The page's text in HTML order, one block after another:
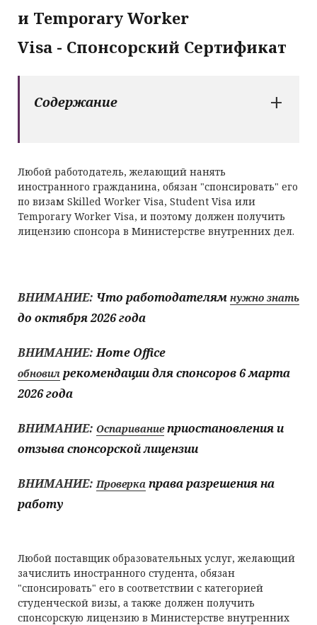
и Temporary Worker
Visa - Спонсорский Сертификат
Содержание +
Любой работодатель, желающий нанять
иностранного гражданина, обязан "спонсировать" его
по визам Skilled Worker Visa, Student Visa или
Temporary Worker Visa, и поэтому должен получить
лицензию спонсора в Министерстве внутренних дел.
ВНИМАНИЕ: Что работодателям нужно знать
до октября 2026 года
ВНИМАНИЕ:Home Office
обновил рекомендации для спонсоров 6 марта
2026 года
ВНИМАНИЕ: Оспариваниеприостановления и
отзыва спонсорской лицензии
ВНИМАНИЕ:Проверка права разрешения на
работу
Любой поставщик образовательных услуг, желающий
зачислить иностранного студента, обязан
"спонсировать" его в соответствии с категорией
студенческой визы, а также должен получить
спонсорскую лицензию в Министерстве внутренних